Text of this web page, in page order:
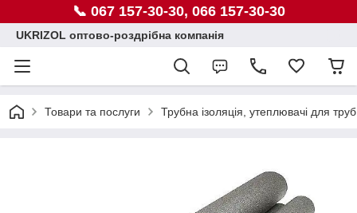
📞 067 157-30-30, 066 157-30-30
UKRIZOL оптово-роздрібна компанія
Товари та послуги Трубна ізоляція, утеплювачі для труб